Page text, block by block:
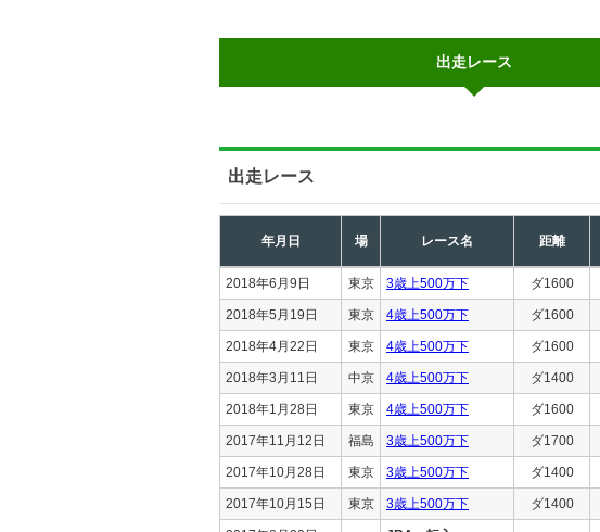
出走レース
出走レース
年月日 場 レース名 距離
2018年6月9日 東京 3歳上500万下 ダ1600
2018年5月19日 東京 4歳上500万下 ダ1600
2018年4月22日 東京 4歳上500万下 ダ1600
2018年3月11日 中京 4歳上500万下 ダ1400
2018年1月28日 東京 4歳上500万下 ダ1600
2017年11月12日 福島 3歳上500万下 ダ1700
2017年10月28日 東京 3歳上500万下 ダ1400
2017年10月15日 東京 3歳上500万下 ダ1400